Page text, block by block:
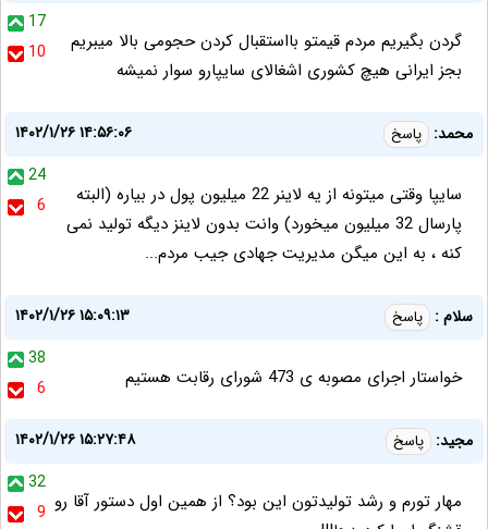
17
10
گردن بگیریم مردم قیمتو بااستقبال کردن حجومی بالا میبریم
بجز ایرانی هیچ کشوری اشغالای سایپارو سوار نمیشه
محمد: پاسخ
۱۴۰۲/۱/۲۶ ۱۴:۵۶:۰۶
24
6
سایپا وقتی میتونه از یه لاینر 22 میلیون پول در بیاره (البته
پارسال 32 میلیون میخورد) وانت بدون لاینز دیگه تولید نمی
کنه ، به این میگن مدیریت جهادی جیب مردم...
سلام : پاسخ
۱۴۰۲/۱/۲۶ ۱۵:۰۹:۱۳
38
6
خواستار اجرای مصوبه ی 473 شورای رقابت هستیم
مجید: پاسخ
۱۴۰۲/۱/۲۶ ۱۵:۲۷:۴۸
32
9 مهار تورم و رشد تولیدتون این بود؟ از همین اول دستور آقا رو